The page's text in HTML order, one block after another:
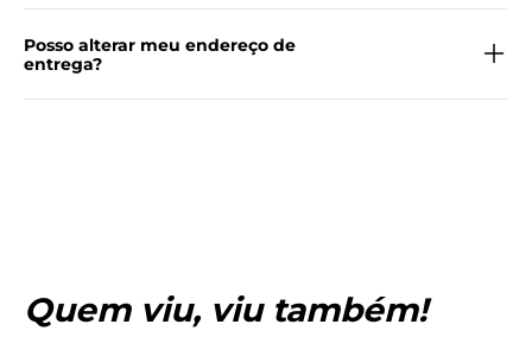
Posso alterar meu endereço de
entrega?
Quem viu, viu também!